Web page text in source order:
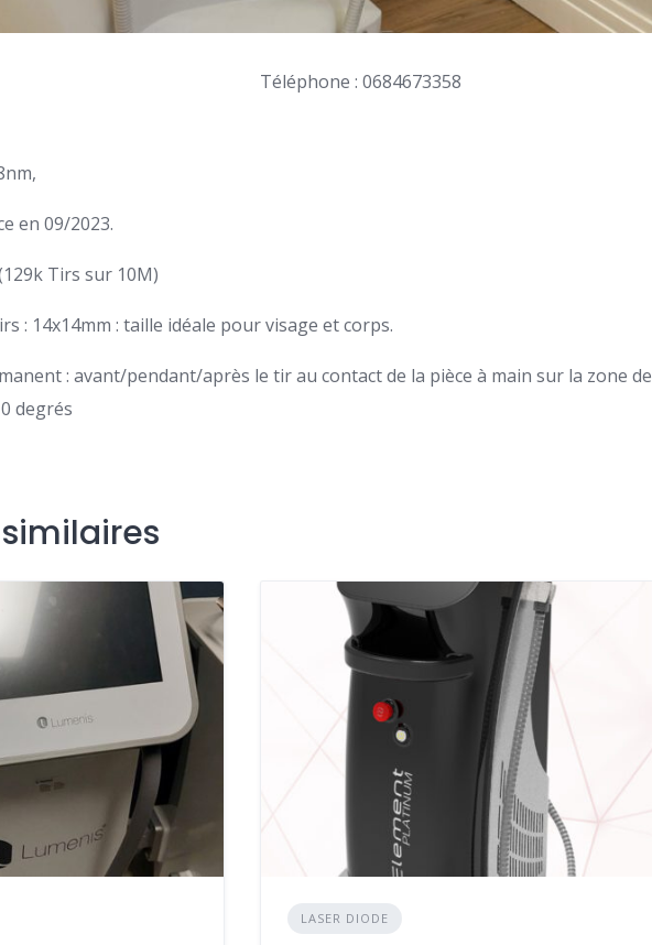
Téléphone : 0684673358
en 09/2023.
Tirs sur 10M)
: 14x14mm : taille idéale pour visage et corps.
: avant/pendant/après le tir au contact de la pièce à main sur la zone de
degrés
LASER DIODE